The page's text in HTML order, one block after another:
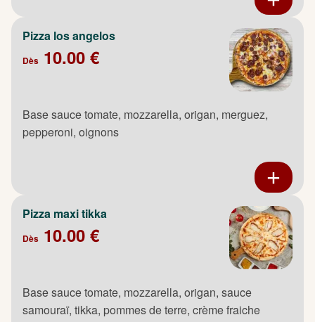
Pizza los angelos
Dès 10.00 €
Base sauce tomate, mozzarella, origan, merguez,
pepperoni, oignons
Pizza maxi tikka
Dès 10.00 €
Base sauce tomate, mozzarella, origan, sauce
samouraï, tikka, pommes de terre, crème fraiche